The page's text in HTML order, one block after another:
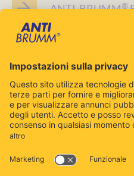
ANTI-BRUMM®
Utilizzare i repellenti
Prima dell'uso, leggere
informazioni sul prodotto.